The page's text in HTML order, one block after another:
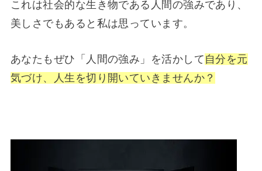
これは社会的な生き物である人間の強みであり、
美しさでもあると私は思っています。
あなたもぜひ「人間の強み」を活かして 自分を元
気づけ、人生を切り開いていきませんか？